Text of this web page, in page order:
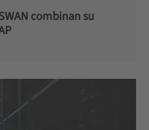
combinan su